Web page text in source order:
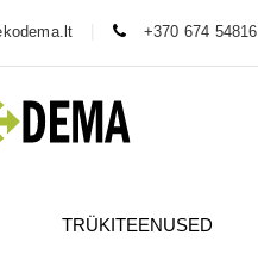
+370 674 54816
TRÜKITEENUSED